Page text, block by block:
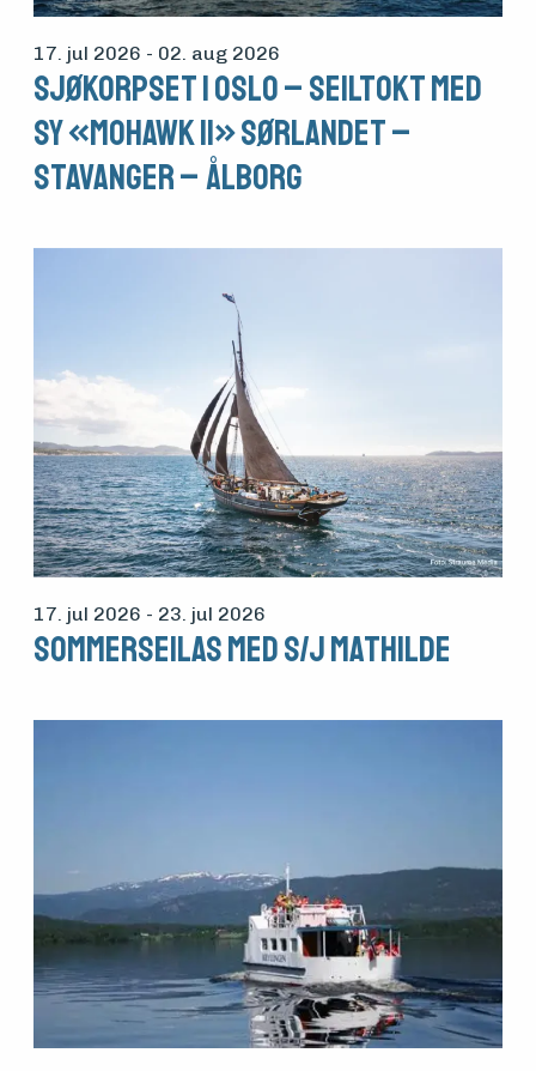
17. jul 2026 - 02. aug 2026
Sjøkorpset i Oslo – seiltokt med
SY «Mohawk II» Sørlandet –
Stavanger – Ålborg
17. jul 2026 - 23. jul 2026
Sommerseilas med S/J Mathilde